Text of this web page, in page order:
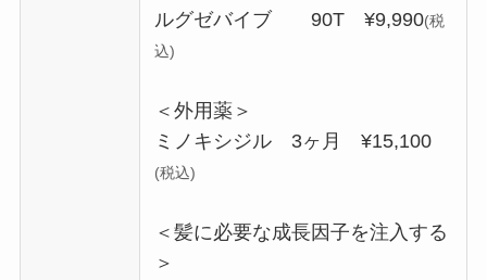
ルグゼバイブ 90T ¥9,990(税
込)
＜外用薬＞
ミノキシジル 3ヶ月 ¥15,100
(税込)
＜髪に必要な成長因子を注入する
＞